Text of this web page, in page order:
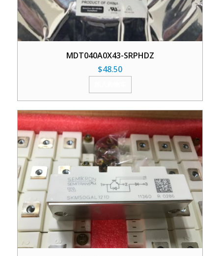
MDT040A0X43-SRPHDZ
$48.50